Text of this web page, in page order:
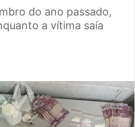
do ano passado,
a vítima saía